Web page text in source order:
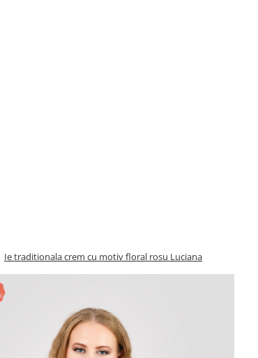
Ie traditionala crem cu motiv floral rosu Luciana